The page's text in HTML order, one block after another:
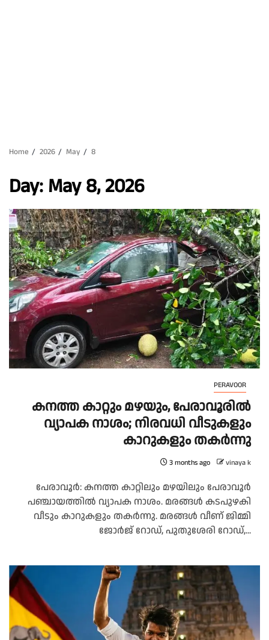
Home 2026 May 8
Day: May 8, 2026
PERAVOOR
കനത്ത കാറ്റും മഴയും, പേരാവൂരിൽ
വ്യാപക നാശം; നിരവധി വീടുകളും
കാറുകളും തകർന്നു
3 months ago vinaya k
പേരാവൂർ: കനത്ത കാറ്റിലും മഴയിലും പേരാവൂർ
പഞ്ചായത്തിൽ വ്യാപക നാശം. മരങ്ങൾ കടപുഴകി
വീടും കാറുകളും തകർന്നു. മരങ്ങൾ വീണ് ജിമ്മി
ജോർജ് റോഡ്, പുതുശേരി റോഡ്,...